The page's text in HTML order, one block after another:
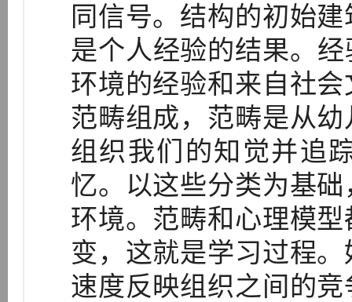
同信号。结构的初始
是个人经验的结果。
环境的经验和来自社
范畴组成，范畴是从
组织我们的知觉并追
忆。以这些分类为基
环境。范畴和心理模
变，这就是学习过程
速度反映组织之间的